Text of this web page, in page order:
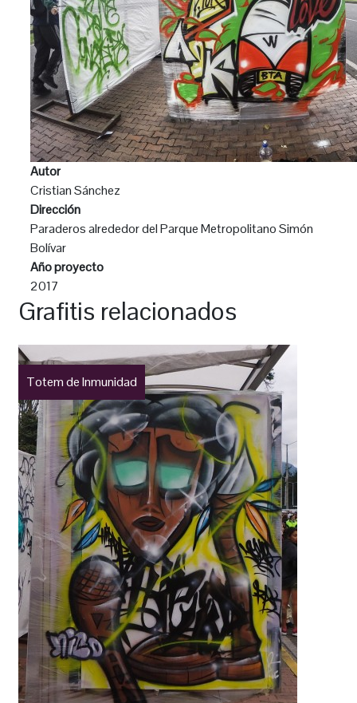
Autor
Cristian Sánchez
Dirección
Paraderos alrededor del Parque Metropolitano Simón
Bolívar
Año proyecto
2017
Grafitis relacionados
Totem de Inmunidad